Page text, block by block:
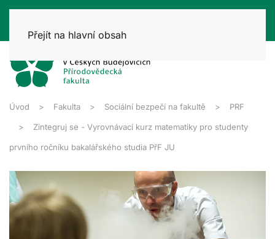
Přejít na hlavní obsah
Úvod Fakulta Sociální bezpečí na fakultě PRF
Zintegruj se - Vyrovnávací kurz matematiky pro studenty
prvního ročníku bakalářského studia PřF JU